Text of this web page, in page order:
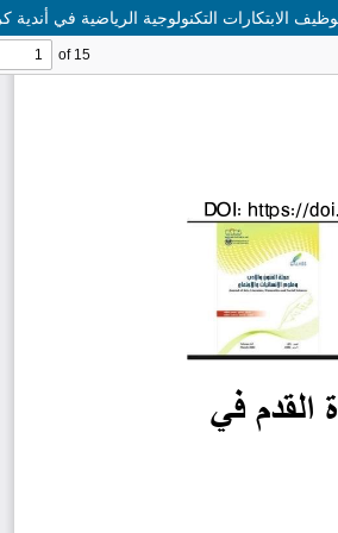
الابتكارات التكنولوجية الرياضية في